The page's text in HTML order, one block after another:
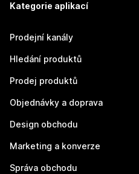
Kategorie aplikací
Prodejní kanály
Hledání produktů
Prodej produktů
Objednávky a doprava
Design obchodu
Marketing a konverze
Správa obchodu